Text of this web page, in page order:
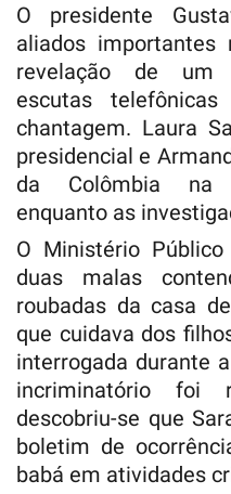
O presidente
aliados
revelação de um
escutas
chantagem. Laura
presidencial e
da Colômbia na
enquanto as
O Ministério
duas malas
roubadas da casa
que cuidava dos
interrogada durante
incriminatório foi
descobriu-se que
boletim de
babá em atividades